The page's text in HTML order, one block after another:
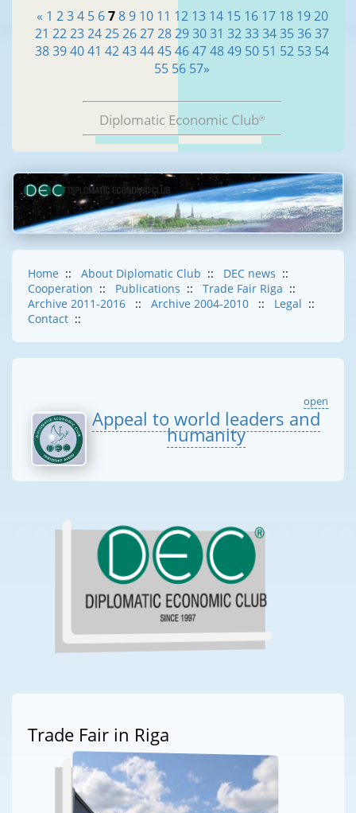
« 1 2 3 4 5 6 7 8 9 10 11 12 13 14 15 16 17 18 19 20
21 22232425262728293031 323334353637
38394041 4243444546474849 50 51 52 53 54
55 56 57»
Diplomatic Economic Club®
Home :: About Diplomatic Club :: DEC news ::
Cooperation :: Publications :: Trade Fair Riga ::
Archive 2011-2016
:: Archive 2004-2010 :: Legal ::
Contact ::
open
Appeal to world leaders and
humanity
Trade Fair in Riga